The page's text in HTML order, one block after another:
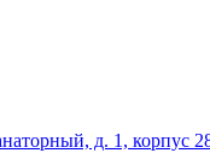
д. 1, корпус